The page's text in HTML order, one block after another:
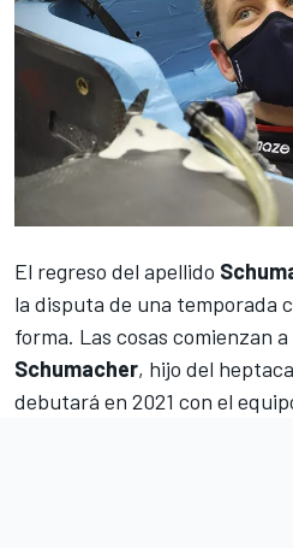
El regreso del apellido
la disputa de una temporada
forma. Las cosas comienzan
Schumacher, hijo del
debutará en 2021 con el